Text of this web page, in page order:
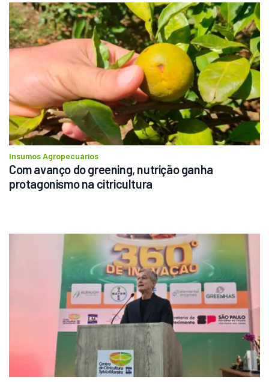
Insumos Agropecuários
Com avanço do greening, nutrição ganha
protagonismo na citricultura